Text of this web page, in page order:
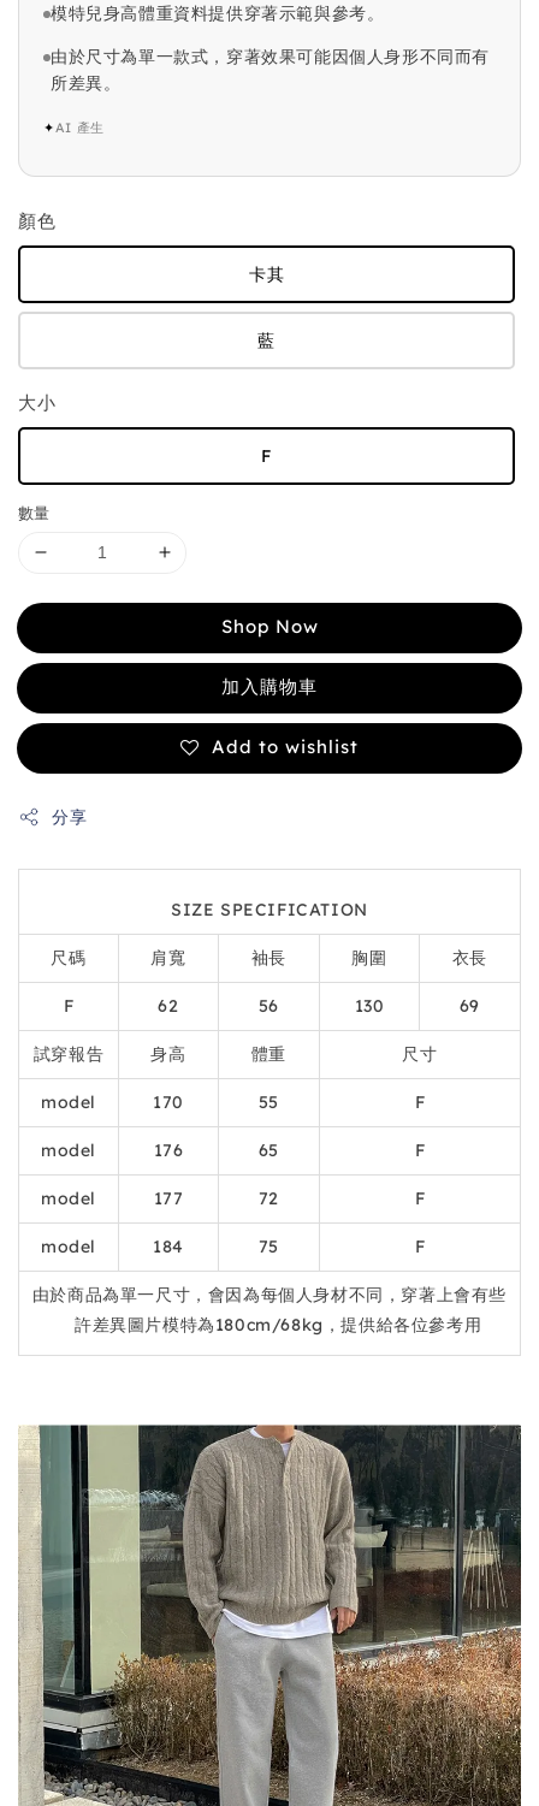
模特兒身高體重資料提供穿著示範與參考。
由於尺寸為單一款式，穿著效果可能因個人身形不同而有
所差異。
✦AI 產生
顏色
卡其
藍
大小
F
數量
Shop Now
加入購物車
Add to wishlist
分享
SIZE SPECIFICATION
尺碼 肩寬 袖長 胸圍 衣長
F 62 56 130 69
試穿報告 身高 體重 尺寸
model 170 55 F
model 176 65 F
model 177 72 F
model 184 75 F
由於商品為單一尺寸，會因為每個人身材不同，穿著上會有些
許差異圖片模特為180cm/68kg，提供給各位參考用